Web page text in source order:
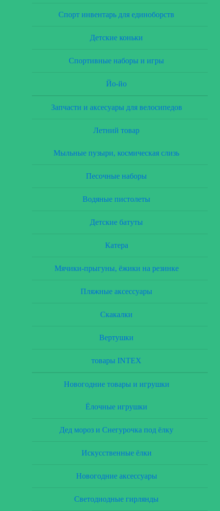
Спорт инвентарь для единоборств
Детские коньки
Спортивные наборы и игры
Йо-йо
Запчасти и аксесуары для велосипедов
Летний товар
Мыльные пузыри, космическая слизь
Песочные наборы
Водяные пистолеты
Детские батуты
Катера
Мячики-прыгуны, ёжики на резинке
Пляжные аксессуары
Скакалки
Вертушки
товары INTEX
Новогодние товары и игрушки
Ёлочные игрушки
Дед мороз и Снегурочка под ёлку
Искусственные ёлки
Новогодние аксессуары
Светодиодные гирлянды